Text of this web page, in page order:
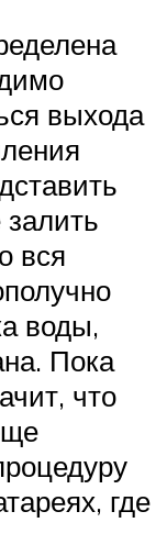
выхода
вся
воды,
Пока
что
где